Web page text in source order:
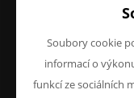
Soubory cookie
informací o
funkcí ze sociálních